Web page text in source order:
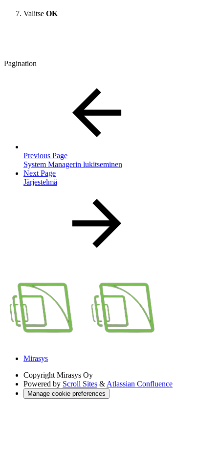
Valitse OK
Pagination
Previous Page
System Managerin lukitseminen
Next Page
Järjestelmä
Mirasys
Copyright Mirasys Oy
Powered by Scroll Sites & Atlassian Confluence
Manage cookie preferences